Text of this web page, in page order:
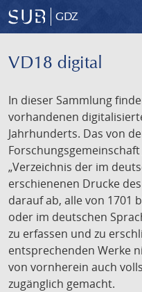
GDZ
VD18 digital
In dieser Sammlung
vorhandenen
Jahrhunderts. Das von
„Verzeichnis der im
erschienenen Drucke
darauf ab, alle von 1701
oder im deutschen
zu erfassen und zu
entsprechenden Werke
von vornherein auch
zugänglich gemacht.